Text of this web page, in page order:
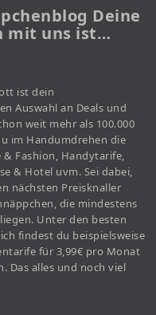
Deine
mit uns ist…
ist dein
Auswahl an Deals und
weit mehr als 100.000
im Handumdrehen die
& Fashion, Handytarife,
& Hotel uvm. Sei dabei,
nächsten Preisknaller
die mindestens
Unter den besten
findest du beispielsweise
für 3,99€ pro Monat
Das alles und noch viel